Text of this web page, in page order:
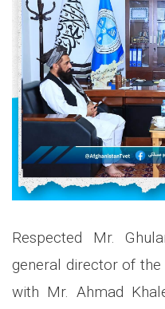
Respected Mr.
general director of the
with Mr. Ahmad